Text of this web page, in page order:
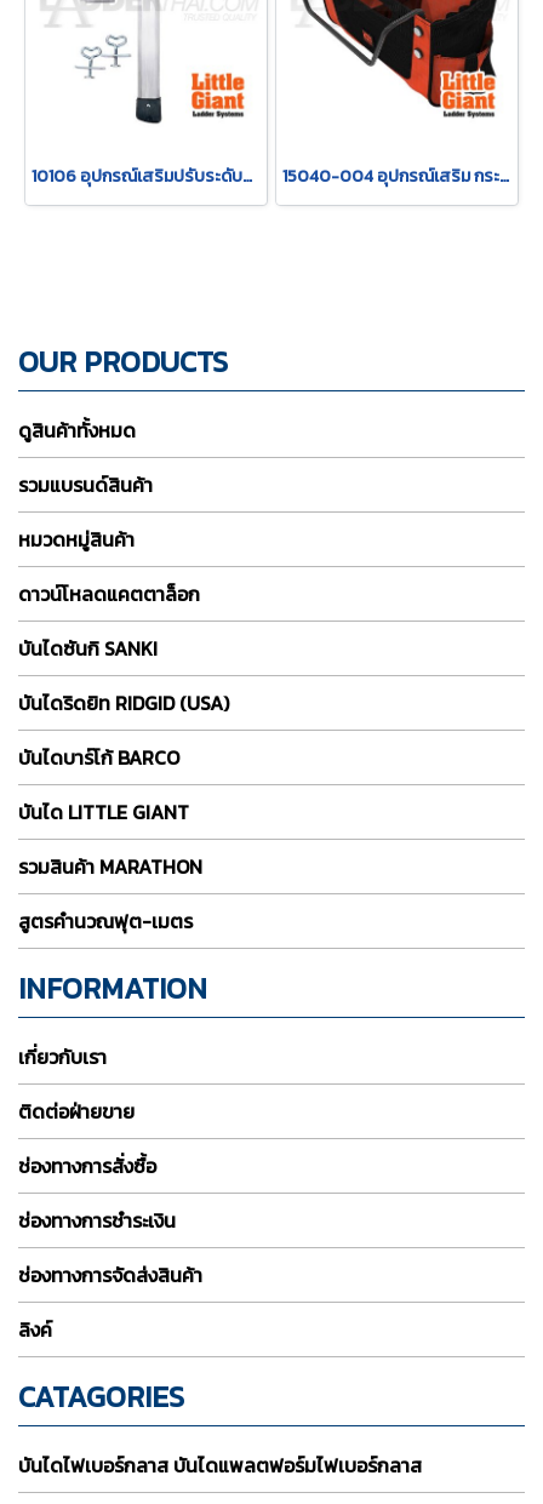
10106 อุปกรณ์เสริมปรับระดับขาขึ้นลงสำหรับรุ่น Classic/Altal รุ่น 10106 "LITTLE GIANT" 15040-004 อุปกรณ์เสริม กระเป๋าใส่เครื่องมือ รุ่น 15040-004 "LITTLE GIANT"
OUR PRODUCTS
ดูสินค้าทั้งหมด
รวมแบรนด์สินค้า
หมวดหมู่สินค้า
ดาวน์โหลดแคตตาล็อก
บันไดซันกิ SANKI
บันไดริดยิท RIDGID (USA)
บันไดบาร์โก้ BARCO
บันได LITTLE GIANT
รวมสินค้า MARATHON
สูตรคำนวณฟุต-เมตร
INFORMATION
เกี่ยวกับเรา
ติดต่อฝ่ายขาย
ช่องทางการสั่งซื้อ
ช่องทางการชำระเงิน
ช่องทางการจัดส่งสินค้า
ลิงค์
CATAGORIES
บันไดไฟเบอร์กลาส บันไดแพลตฟอร์มไฟเบอร์กลาส